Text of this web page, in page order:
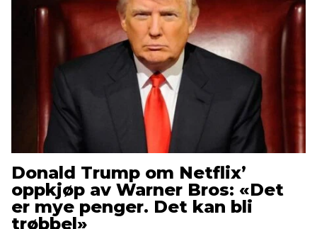
Donald Trump om Netflix’
oppkjøp av Warner Bros: «Det
er mye penger. Det kan bli
trøbbel»